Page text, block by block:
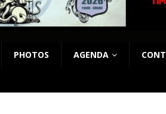
PHOTOS AGENDA